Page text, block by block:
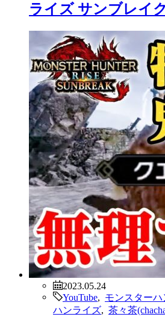
ライズ サンブレイク
2023.05.24
YouTube
モンスターハ
ハンライズ
茶々茶